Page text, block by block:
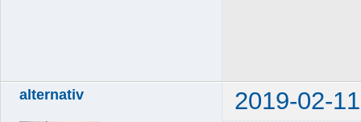
alternativ 2019-02-